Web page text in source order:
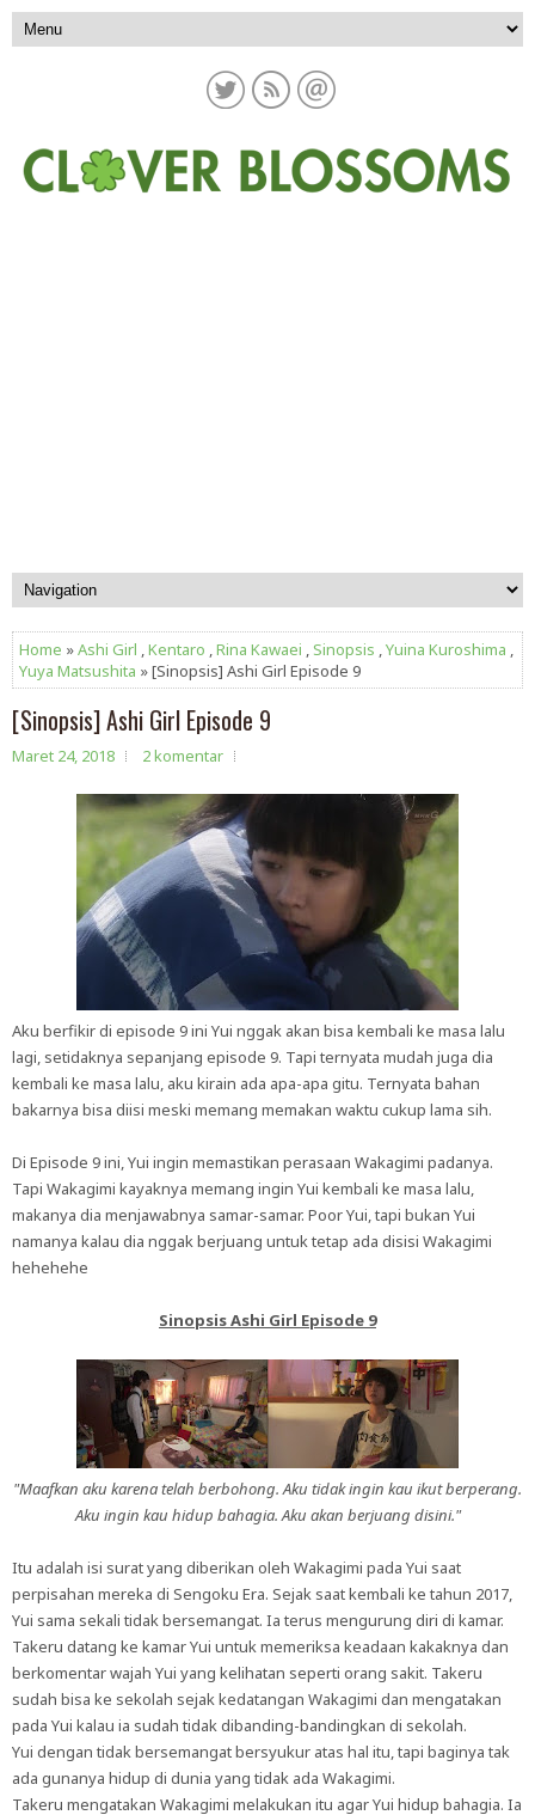
Home »Ashi Girl ,Kentaro ,Rina Kawaei , Sinopsis ,Yuina Kuroshima ,
Yuya Matsushita » [Sinopsis] Ashi Girl Episode 9
[Sinopsis] Ashi Girl Episode 9
Maret 24, 2018 2 komentar
Aku berfikir di episode 9 ini Yui nggak akan bisa kembali ke masa lalu
lagi, setidaknya sepanjang episode 9. Tapi ternyata mudah juga dia
kembali ke masa lalu, aku kirain ada apa-apa gitu. Ternyata bahan
bakarnya bisa diisi meski memang memakan waktu cukup lama sih.
Di Episode 9 ini, Yui ingin memastikan perasaan Wakagimi padanya.
Tapi Wakagimi kayaknya memang ingin Yui kembali ke masa lalu,
makanya dia menjawabnya samar-samar. Poor Yui, tapi bukan Yui
namanya kalau dia nggak berjuang untuk tetap ada disisi Wakagimi
hehehehe
Sinopsis Ashi Girl Episode 9
"Maafkan aku karena telah berbohong. Aku tidak ingin kau ikut berperang.
Aku ingin kau hidup bahagia. Aku akan berjuang disini."
Itu adalah isi surat yang diberikan oleh Wakagimi pada Yui saat
perpisahan mereka di Sengoku Era. Sejak saat kembali ke tahun 2017,
Yui sama sekali tidak bersemangat. Ia terus mengurung diri di kamar.
Takeru datang ke kamar Yui untuk memeriksa keadaan kakaknya dan
berkomentar wajah Yui yang kelihatan seperti orang sakit. Takeru
sudah bisa ke sekolah sejak kedatangan Wakagimi dan mengatakan
pada Yui kalau ia sudah tidak dibanding-bandingkan di sekolah.
Yui dengan tidak bersemangat bersyukur atas hal itu, tapi baginya tak
ada gunanya hidup di dunia yang tidak ada Wakagimi.
Takeru mengatakan Wakagimi melakukan itu agar Yui hidup bahagia. Ia